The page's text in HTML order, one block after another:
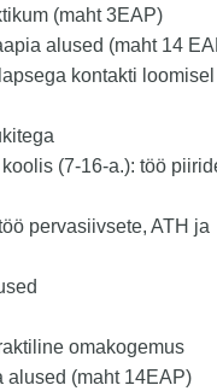
(maht 3EAP)
alused (maht 14
kontakti loomisel
(7-16-a.): töö
pervasiivsete, ATH ja
omakogemus
alused (maht 14EAP)